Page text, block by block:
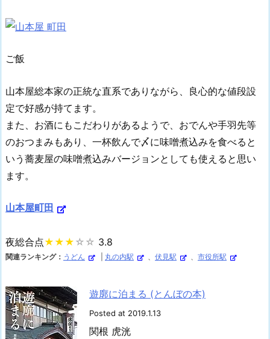
ご飯
山本屋総本家の正統な直系でありながら、良心的な値段設
定で好感が持てます。
また、お酒にもこだわりがあるようで、おでんや手羽先等
のおつまみもあり、一杯飲んで〆に味噌煮込みを食べると
いう蕎麦屋の味噌煮込みバージョンとしても使えると思い
ます。
山本屋町田
夜総合点★★★ ☆☆ 3.8
関連ランキング： うどん 丸の内駅 伏見駅 市役所駅
遊廓に泊まる (とんぼの本)
Posted at 2019.1.13
関根 虎洸